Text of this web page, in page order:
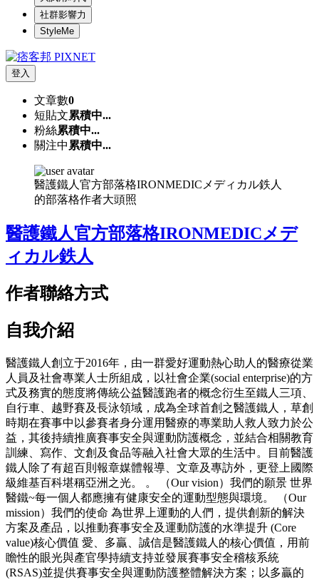
社群影響力
StyleMe
登入
文章數0
短貼文累積中...
粉絲累積中...
關注中 累積中...
醫護鐵人官方部落格IRONMEDICメディカル鉄人
的部落格作者大頭照
醫護鐵人官方部落格IRONMEDICメデ
ィカル鉄人
作者聯絡方式
自我介紹
醫護鐵人創立于2016年，由一群愛好運動熱心助人的醫療從業
人員及社會專業人士所組成，以社會企業(social enterprise)的方
式及務實的態度將傳統公益醫護跑者的概念衍生至鐵人三項、
自行車、越野賽及長泳領域，成為全球首創之醫護鐵人，草創
時期在賽事中以參賽者身分運用醫療的專業助人救人致力於公
益，其後持續推廣賽事安全與運動防護概念，並結合相關教育
訓練、寫作、文創及食品等融入社會大眾的生活中。目前醫護
鐵人除了有超百則報章媒體報導、文章及專訪外，更登上國際
級維基百科堪稱亞洲之光。 。 （Our vision）我們的願景 世界
醫鐵~每一個人都應擁有健康安全的運動型態與環境。 （Our
mission）我們的使命 為世界上運動的人們，提供創新的解決
方案及產品，以推動賽事安全及運動防護的水準提升 (Core
value)核心價值 愛、多贏、誠信是醫護鐵人的核心價值，用前
瞻性的眼光與產官學持續支持並發展賽事安全稽核系統
(RSAS)並提供賽事安全與運動防護整體解決方案；以多贏的